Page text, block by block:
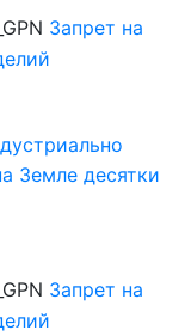
Запрет на
Земле десятки
Запрет на